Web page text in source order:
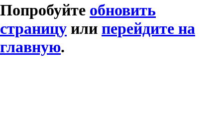
Попробуйте обновить
страницу или перейдите на
главную.